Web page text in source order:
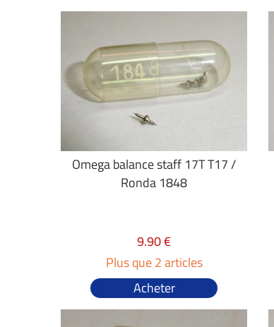
Omega balance staff 17T T17 /
Ronda 1848
9.90 €
Plus que 2 articles
Acheter